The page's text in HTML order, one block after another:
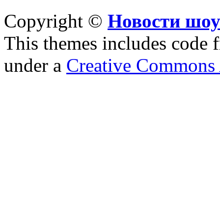
Copyright © Новости
This themes includes code
under a Creative